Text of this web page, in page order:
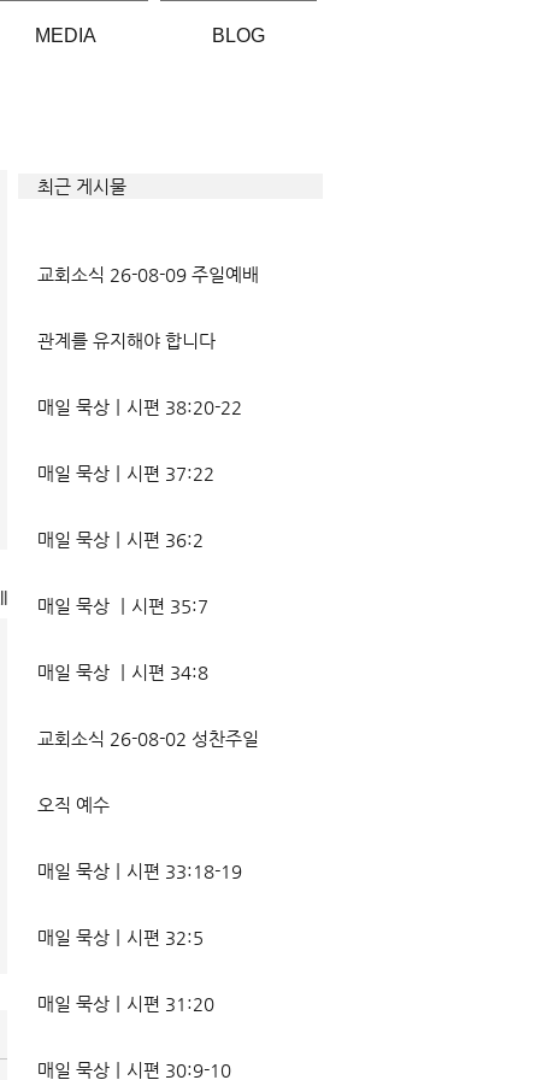
MEDIA BLOG
최근 게시물
교회소식 26-08-09 주일예배
관계를 유지해야 합니다
매일 묵상ㅣ시편 38:20-22
매일 묵상ㅣ시편 37:22
매일 묵상ㅣ시편 36:2
매일 묵상 ㅣ시편 35:7
매일 묵상 ㅣ시편 34:8
교회소식 26-08-02 성찬주일
오직 예수
매일 묵상ㅣ시편 33:18-19
매일 묵상ㅣ시편 32:5
매일 묵상ㅣ시편 31:20
매일 묵상ㅣ시편 30:9-10